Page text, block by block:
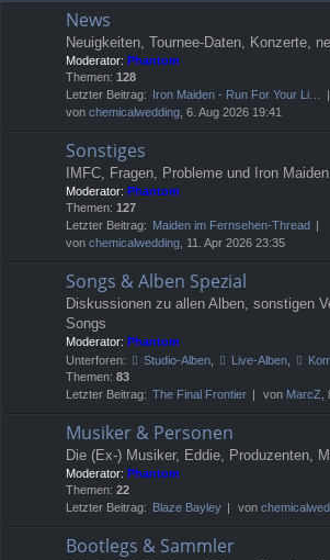
News
Neuigkeiten, Tournee-Daten, Konzerte,
Moderator: Phantom
Themen: 128
Letzter Beitrag: Iron Maiden - Run For Your Li…
von chemicalwedding , 6. Aug 2026 19:41
Sonstiges
IMFC, Fragen, Probleme und Iron
Moderator: Phantom
Themen: 127
Letzter Beitrag: Maiden im Fernsehen-Thread
von chemicalwedding , 11. Apr 2026 23:35
Songs & Alben Spezial
Diskussionen zu allen Alben, sonstigen
Songs
Moderator: Phantom
Unterforen:
Studio-Alben, Live-Alben,
Themen: 83
Letzter Beitrag: The Final Frontier von MarcZ
Musiker & Personen
Die (Ex-) Musiker, Eddie, Produzenten,
Moderator: Phantom
Themen: 22
Letzter Beitrag: Blaze Bayley von
Bootlegs & Sammler